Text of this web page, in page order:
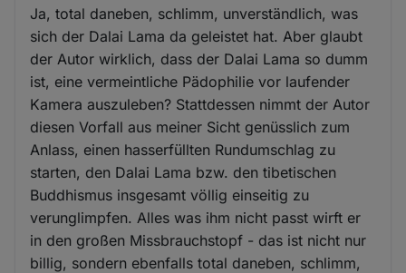
Ja, total daneben, schlimm, unverständlich, was
sich der Dalai Lama da geleistet hat. Aber glaubt
der Autor wirklich, dass der Dalai Lama so dumm
ist, eine vermeintliche Pädophilie vor laufender
Kamera auszuleben? Stattdessen nimmt der Autor
diesen Vorfall aus meiner Sicht genüsslich zum
Anlass, einen hasserfüllten Rundumschlag zu
starten, den Dalai Lama bzw. den tibetischen
Buddhismus insgesamt völlig einseitig zu
verunglimpfen. Alles was ihm nicht passt wirft er
in den großen Missbrauchstopf - das ist nicht nur
billig, sondern ebenfalls total daneben, schlimm,